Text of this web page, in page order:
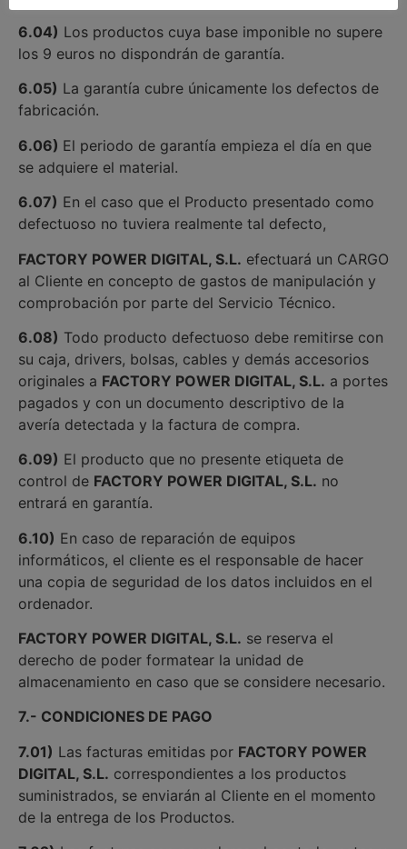
6.04) Los productos cuya base imponible no supere
los 9 euros no dispondrán de garantía.
6.05) La garantía cubre únicamente los defectos de
fabricación.
6.06) El periodo de garantía empieza el día en que
se adquiere el material.
6.07) En el caso que el Producto presentado como
defectuoso no tuviera realmente tal defecto,
FACTORY POWER DIGITAL, S.L. efectuará un CARGO
al Cliente en concepto de gastos de manipulación y
comprobación por parte del Servicio Técnico.
6.08) Todo producto defectuoso debe remitirse con
su caja, drivers, bolsas, cables y demás accesorios
originales a FACTORY POWER DIGITAL, S.L. a portes
pagados y con un documento descriptivo de la
avería detectada y la factura de compra.
6.09) El producto que no presente etiqueta de
control de FACTORY POWER DIGITAL, S.L. no
entrará en garantía.
6.10) En caso de reparación de equipos
informáticos, el cliente es el responsable de hacer
una copia de seguridad de los datos incluidos en el
ordenador.
FACTORY POWER DIGITAL, S.L. se reserva el
derecho de poder formatear la unidad de
almacenamiento en caso que se considere necesario.
7.- CONDICIONES DE PAGO
7.01) Las facturas emitidas por FACTORY POWER
DIGITAL, S.L. correspondientes a los productos
suministrados, se enviarán al Cliente en el momento
de la entrega de los Productos.